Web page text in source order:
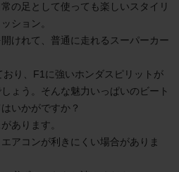
の足として使っても楽しいスタイリ
ション。
けれて、普通に走れるスーパーカー
り、F1に強いホンダスピリットが
ょう。そんな魅力いっぱいのビート
いかがですか？
あります。
アコンが利きにくい場合がありま